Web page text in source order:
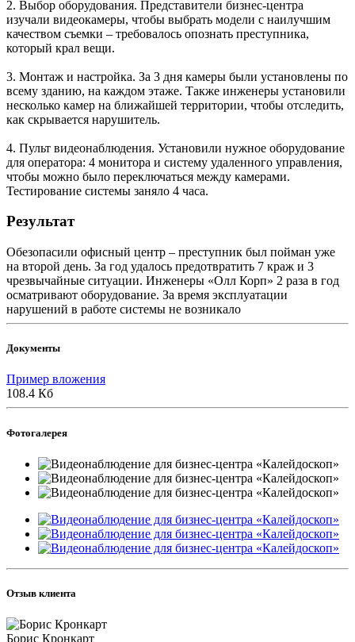
2. Выбор оборудования. Представители бизнес-центра
изучали видеокамеры, чтобы выбрать модели с наилучшим
качеством съемки – требовалось опознать преступника,
который крал вещи.
3. Монтаж и настройка. За 3 дня камеры были установлены по
всему зданию, на каждом этаже. Также инженеры установили
несколько камер на ближайшей территории, чтобы отследить,
как скрывается нарушитель.
4. Пульт видеонаблюдения. Установили нужное оборудование
для оператора: 4 монитора и систему удаленного управления,
чтобы можно было переключаться между камерами.
Тестирование системы заняло 4 часа.
Результат
Обезопасили офисный центр – преступник был пойман уже
на второй день. За год удалось предотвратить 7 краж и 3
чрезвычайные ситуации. Инженеры «Олл Корп» 2 раза в год
осматривают оборудование. За время эксплуатации
нарушений в работе системы не возникало
Документы
Пример вложения
108.4 Кб
Фотогалерея
Отзыв клиента
Борис Кронкарт